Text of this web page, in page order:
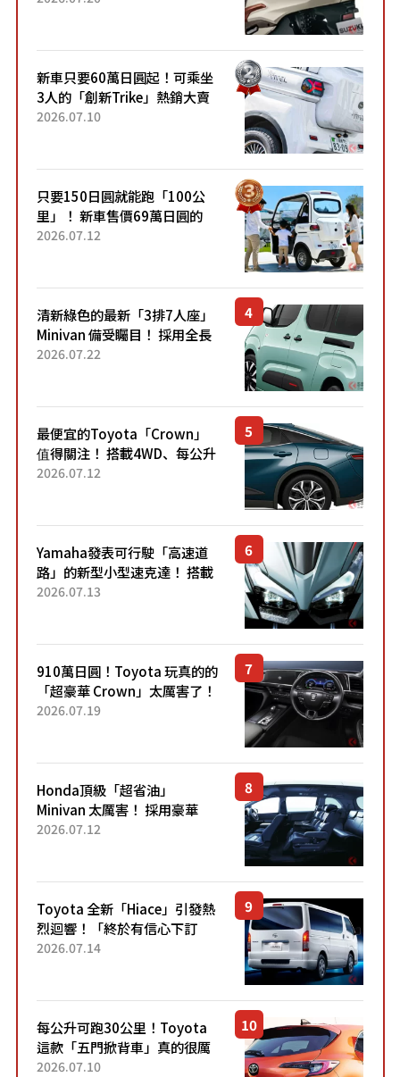
新車只要60萬日圓起！可乘坐
3人的「創新Trike」熱銷大賣
成為人氣車款！「養車成本真
2026.07.10
只要150日圓就能跑「100公
里」！ 新車售價69萬日圓的
「3人座」Trike大受歡迎！ 順
2026.07.12
清新綠色的最新「3排7人座」
Minivan 備受矚目！ 採用全長
4.7公尺剛剛好的車身尺寸與
2026.07.22
最便宜的Toyota「Crown」
值得關注！ 搭載4WD、每公升
22.4公里低油耗表現超亮眼！
2026.07.12
Yamaha發表可行駛「高速道
路」的新型小型速克達！ 搭載
能享受超強勁「渦輪感」的動
2026.07.13
910萬日圓！Toyota 玩真的的
「超豪華 Crown」太厲害了！
採用由「匠人技藝」打造的
2026.07.19
Honda頂級「超省油」
Minivan 太厲害！ 採用豪華
「真皮座椅」與專屬「黑色內
「三...
2026.07.12
Toyota 全新「Hiace」引發熱
烈迴響！「終於有信心下訂
了！」「哪個等級交車最
車？...
2026.07.14
每公升可跑30公里！Toyota
這款「五門掀背車」真的很厲
害！ 擁有全長4.3公尺的「剛剛
2026.07.10